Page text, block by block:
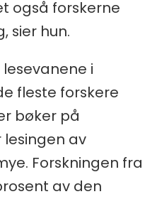
også forskerne
sier hun.
i
fleste forskere
bøker på
av
Forskningen fra
av den